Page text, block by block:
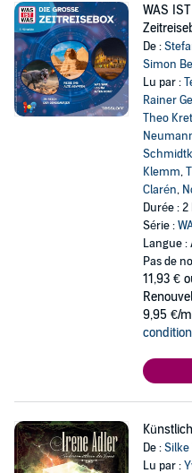
WAS
De :
Simon
Lu par :
Rainer
Theo
Klemm,
Clarén,
Durée :
Série :
Langue :
Pas de
11,93 €
9,95 €/
De :Silke
Lu par :